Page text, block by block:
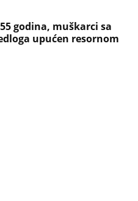
godina, muškarci sa
upućen resornom